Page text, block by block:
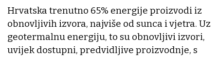
Hrvatska trenutno 65% energije proizvodi iz
obnovljivih izvora, najviše od sunca i vjetra. Uz
geotermalnu energiju, to su obnovljivi izvori,
uvijek dostupni, predvidljive proizvodnje, s